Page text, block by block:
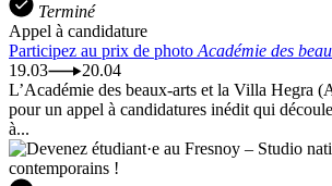
Terminé
Appel à candidature
Participez au prix de photo Académie des
19.03
20.04
L’Académie des beaux-arts et la Villa Hegra
pour un appel à candidatures inédit qui
à...